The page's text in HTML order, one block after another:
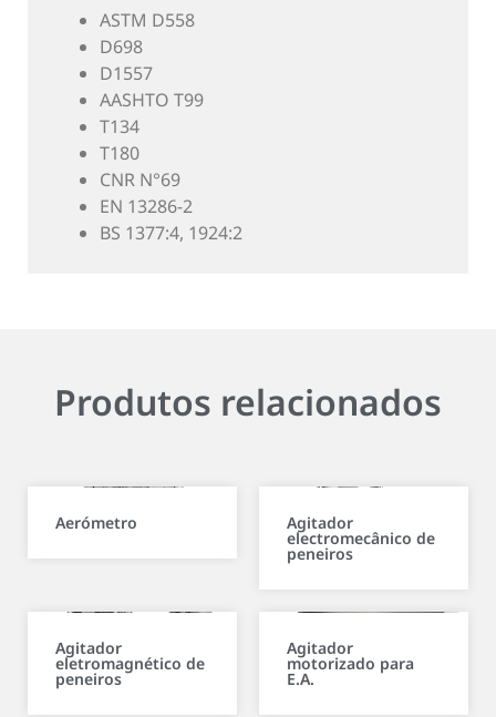
ASTM D558
D698
D1557
AASHTO T99
T134
T180
CNR N°69
EN 13286-2
BS 1377:4, 1924:2
Produtos relacionados
Aerómetro Agitador
electromecânico de
peneiros
Agitador
eletromagnético de
peneiros
Agitador
motorizado para
E.A.